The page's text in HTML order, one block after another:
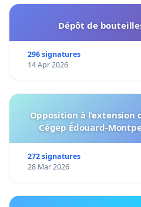
Dépôt de
296 signatures
14 Apr 2026
Opposition à l’extension
Cégep Édouard-
272 signatures
28 Mar 2026